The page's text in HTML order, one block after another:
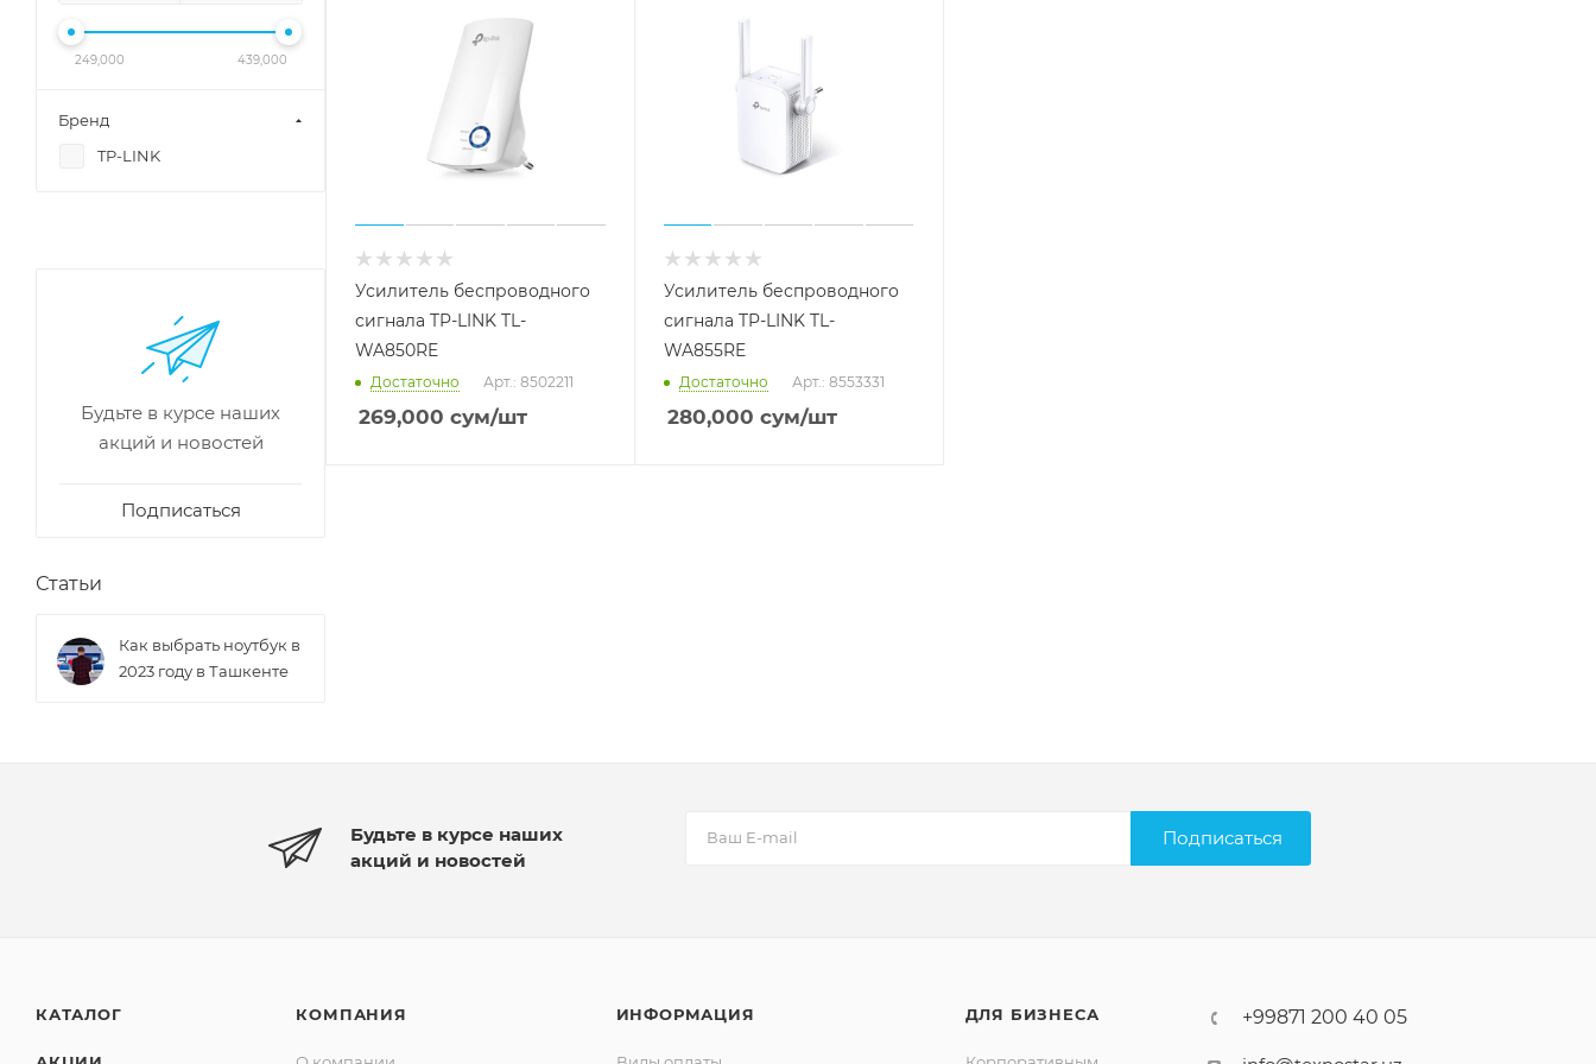
Усилитель беспроводного
сигнала TP-LINK TL-
WA850RE
Достаточно Арт.: 8502211
269,000 сум/шт
Усилитель беспроводного
сигнала TP-LINK TL-
WA855RE
Достаточно Арт.: 8553331
280,000 сум/шт
249,000 439,000
Бренд
TP-LINK
Будьте в курсе наших
акций и новостей
Подписаться
Статьи
Как выбрать ноутбук в
2023 году в Ташкенте
Будьте в курсе наших
акций и новостей
Подписаться
КАТАЛОГ КОМПАНИЯ ИНФОРМАЦИЯ ДЛЯ БИЗНЕСА +99871 200 40 05